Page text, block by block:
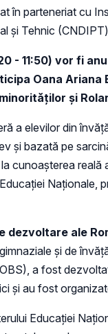
în parteneriat cu
şi Tehnic
- 11:50) vor fi
Oana
și
a elevilor din
și bazată pe
cunoașterea
dezvoltare ale
şi de
a fost
și au fost
Educației